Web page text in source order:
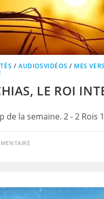
/AUDIOSVIDÉOS / MES
LE ROI
de la semaine. 2 - 2 Rois